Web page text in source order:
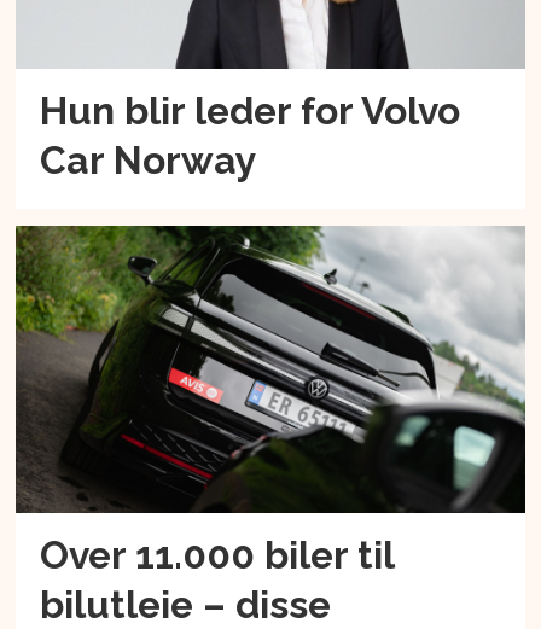
Hun blir leder for Volvo
Car Norway
Over 11.000 biler til
bilutleie – disse